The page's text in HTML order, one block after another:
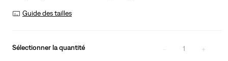
Guide des tailles
Sélectionner la quantité 1